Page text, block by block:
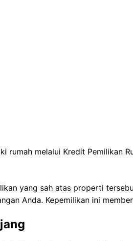
rumah melalui Kredit Pemilikan
yang sah atas properti
Anda. Kepemilikan ini